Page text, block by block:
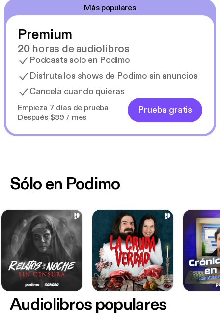
Más populares
Premium
20 horas de audiolibros
Podcasts solo en Podimo
Disfruta los shows de Podimo sin anuncios
Cancela cuando quieras
Empieza 7 días de prueba
Después $99 / mes
Prueba gratis
Sólo en Podimo
Audiolibros populares